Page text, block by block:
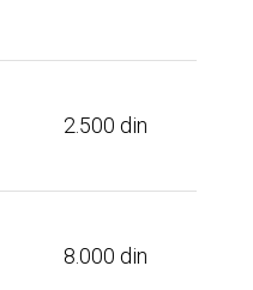
2.500 din
8.000 din